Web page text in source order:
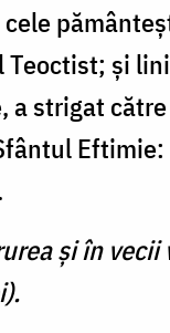
Teoctist; şi
a strigat
şi în vecii